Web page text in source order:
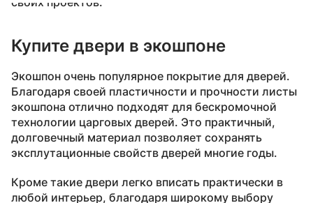
Купите двери в экошпоне
Экошпон очень популярное покрытие для дверей.
Благодаря своей пластичности и прочности листы
экошпона отлично подходят для бескромочной
технологии царговых дверей. Это практичный,
долговечный материал позволяет сохранять
эксплутационные свойств дверей многие годы.
Кроме такие двери легко вписать практически в
любой интерьер, благодаря широкому выбору